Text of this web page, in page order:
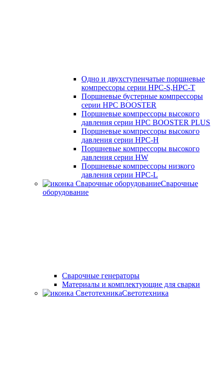
Одно и двухступенчатые поршневые
компрессоры серии HPC-S,HPC-T
Поршневые бустерные компрессоры
серии HPC BOOSTER
Поршневые компрессоры высокого
давления серии HPC BOOSTER PLUS
Поршневые компрессоры высокого
давления серии HPC-H
Поршневые компрессоры высокого
давления серии HW
Поршневые компрессоры низкого
давления серии HPC-L
Сварочные
оборудование
Cварочные генераторы
Материалы и комплектующие для сварки
Светотехника